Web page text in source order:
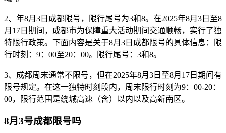
2、年8月3日成都限号，限行尾号为3和8。在2025年8月3日至8
月17日期间，成都市为保障重大活动期间交通顺畅，实行了独
特限行政策。下面内容是关于8月3日成都限号的具体信息：限
行时刻：9：00至20：00。限行尾号：3和8。
3、成都周末通常不限号，但在2025年8月3日至8月17日期间有
限号规定。在这一独特时刻段内，周末限行时刻为9：00-20：
00，限行范围是绕城高速（含）以内以及高新南区。
8月3号成都限号吗